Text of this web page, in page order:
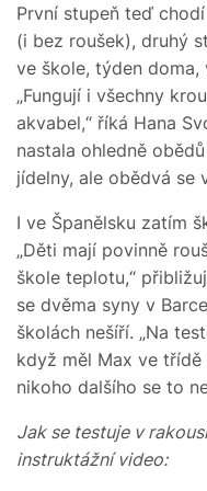
První stupeň teď
(i bez roušek), druhý
ve škole, týden
„Fungují i všechny
akvabel,“ říká Hana
nastala ohledně
jídelny, ale obědvá se
I ve Španělsku zatím
„Děti mají povinně
škole teplotu,“
se dvěma syny v
školách nešíří. „Na
když měl Max ve
nikoho dalšího se to
Jak se testuje v
instruktážní video: